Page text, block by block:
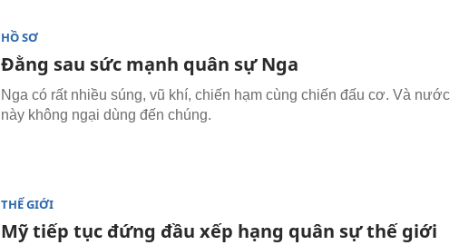
HỒ SƠ
Đằng sau sức mạnh quân sự Nga
Nga có rất nhiều súng, vũ khí, chiến hạm cùng chiến đấu cơ. Và nước
này không ngại dùng đến chúng.
THẾ GIỚI
Mỹ tiếp tục đứng đầu xếp hạng quân sự thế giới